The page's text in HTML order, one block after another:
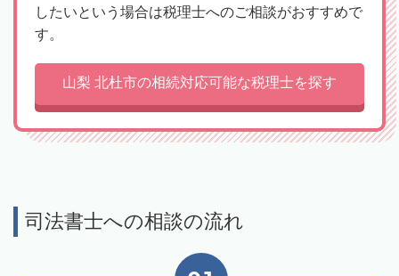
したいという場合は税理士へのご相談がおすすめで
す。
山梨 北杜市の相続対応可能な税理士を探す
司法書士への相談の流れ